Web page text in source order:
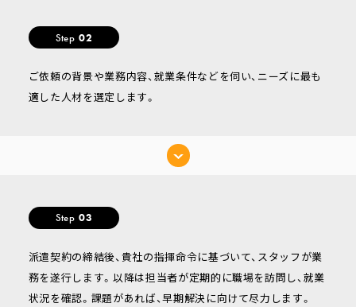
Step 02
ご依頼の背景や業務内容、就業条件などを伺い、ニーズに最も
適した人材を選定します。
Step 03
派遣契約の締結後、貴社の指揮命令に基づいて、スタッフが業
務を遂行します。以降は担当者が定期的に職場を訪問し、就業
状況を確認。課題があれば、早期解決に向けて尽力します。